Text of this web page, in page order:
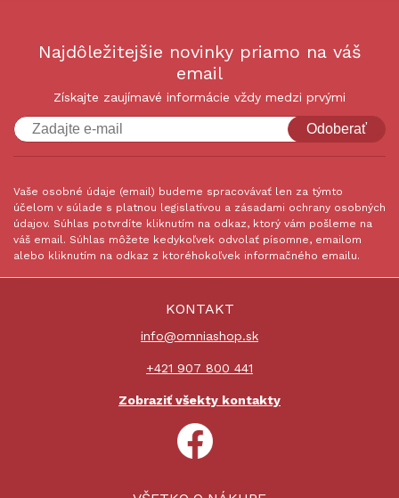
Najdôležitejšie novinky priamo na váš
email
Získajte zaujímavé informácie vždy medzi prvými
Odoberať
Vaše osobné údaje (email) budeme spracovávať len za týmto
účelom v súlade s platnou legislatívou a zásadami ochrany osobných
údajov. Súhlas potvrdíte kliknutím na odkaz, ktorý vám pošleme na
váš email. Súhlas môžete kedykoľvek odvolať písomne, emailom
alebo kliknutím na odkaz z ktoréhokoľvek informačného emailu.
KONTAKT
info@omniashop.sk
+421 907 800 441
Zobraziť všekty kontakty